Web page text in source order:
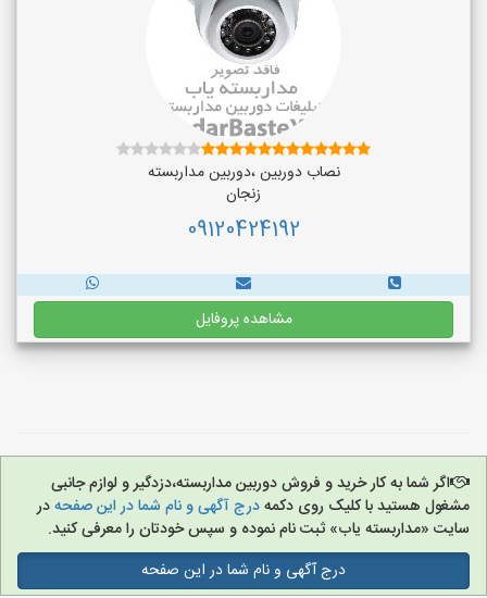
نصاب دوربین ،دوربین مداربسته
زنجان
09120424192
مشاهده پروفایل
اگر شما به کار خرید و فروش دوربین مداربسته،دزدگیر و لوازم جانبی
مشغول هستید با کلیک روی دکمهدرج آگهی و نام شما در این صفحهدر
سایت «مداربسته یاب» ثبت نام نموده و سپس خودتان را معرفی کنید.
درج آگهی و نام شما در این صفحه